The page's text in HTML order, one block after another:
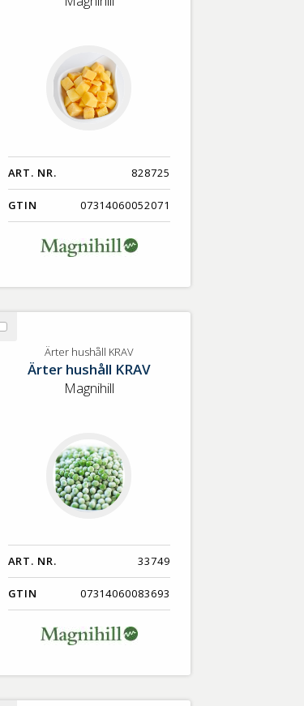
ART. NR. 828725
GTIN 07314060052071
Välj
hushåll
Ärter hushåll KRAV
Ärter hushåll KRAV
Magnihill
ART. NR. 33749
GTIN 07314060083693